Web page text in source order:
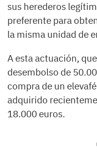
sus herederos
preferente para
la misma unidad de
A esta actuación,
desembolso de
compra de un
adquirido
18.000 euros.